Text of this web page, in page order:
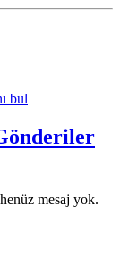
bul
mesaj yok.